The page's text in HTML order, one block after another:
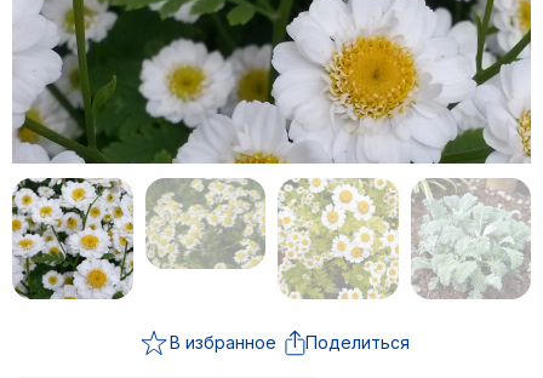
В избранное Поделиться